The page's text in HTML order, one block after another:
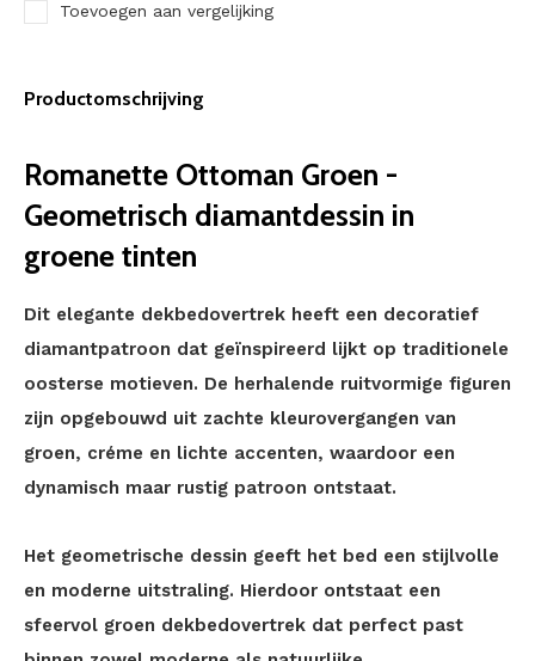
Toevoegen aan vergelijking
Productomschrijving
Romanette Ottoman Groen -
Geometrisch diamantdessin in
groene tinten
Dit elegante dekbedovertrek heeft een decoratief
diamantpatroon dat geïnspireerd lijkt op traditionele
oosterse motieven. De herhalende ruitvormige figuren
zijn opgebouwd uit zachte kleurovergangen van
groen, créme en lichte accenten, waardoor een
dynamisch maar rustig patroon ontstaat.
Het geometrische dessin geeft het bed een stijlvolle
en moderne uitstraling. Hierdoor ontstaat een
sfeervol groen dekbedovertrek dat perfect past